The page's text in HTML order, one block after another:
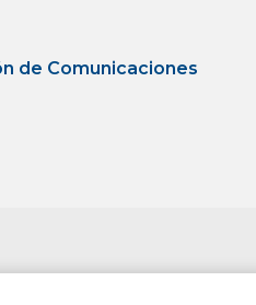
de Comunicaciones